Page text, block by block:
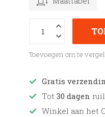
Toevoegen om te
Gratis
Tot30 dagen
Winkel aan het